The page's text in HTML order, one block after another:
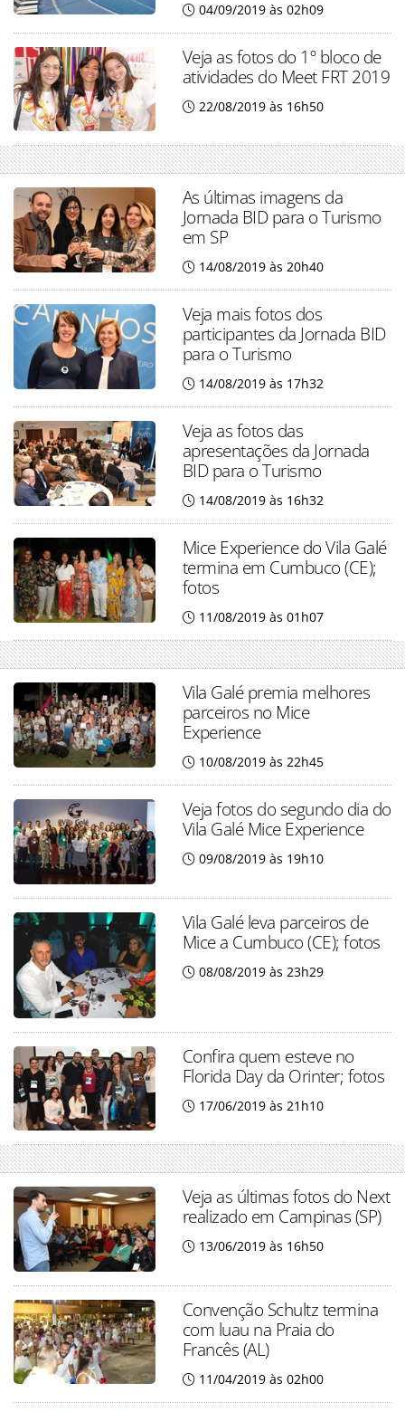
04/09/2019 às 02h09
Veja as fotos do 1º bloco de
atividades do Meet FRT 2019
22/08/2019 às 16h50
As últimas imagens da
Jornada BID para o Turismo
em SP
14/08/2019 às 20h40
Veja mais fotos dos
participantes da Jornada BID
para o Turismo
14/08/2019 às 17h32
Veja as fotos das
apresentações da Jornada
BID para o Turismo
14/08/2019 às 16h32
Mice Experience do Vila Galé
termina em Cumbuco (CE);
fotos
11/08/2019 às 01h07
Vila Galé premia melhores
parceiros no Mice
Experience
10/08/2019 às 22h45
Veja fotos do segundo dia do
Vila Galé Mice Experience
09/08/2019 às 19h10
Vila Galé leva parceiros de
Mice a Cumbuco (CE); fotos
08/08/2019 às 23h29
Confira quem esteve no
Florida Day da Orinter; fotos
17/06/2019 às 21h10
Veja as últimas fotos do Next
realizado em Campinas (SP)
13/06/2019 às 16h50
Convenção Schultz termina
com luau na Praia do
Francês (AL)
11/04/2019 às 02h00